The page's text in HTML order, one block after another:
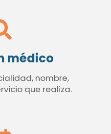
médico
nombre,
que realiza.